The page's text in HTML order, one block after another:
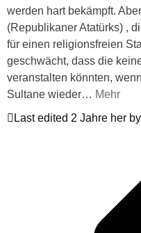
werden hart bekämpft.
(Republikaner Atatürks) ,
für einen religionsfreien
geschwächt, dass die
veranstalten könnten,
Sultane wieder… Mehr
Last edited 2 Jahre her